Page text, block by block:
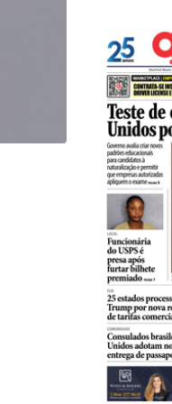
BRASIL,ESTADOS
Em medida
05/08/2026